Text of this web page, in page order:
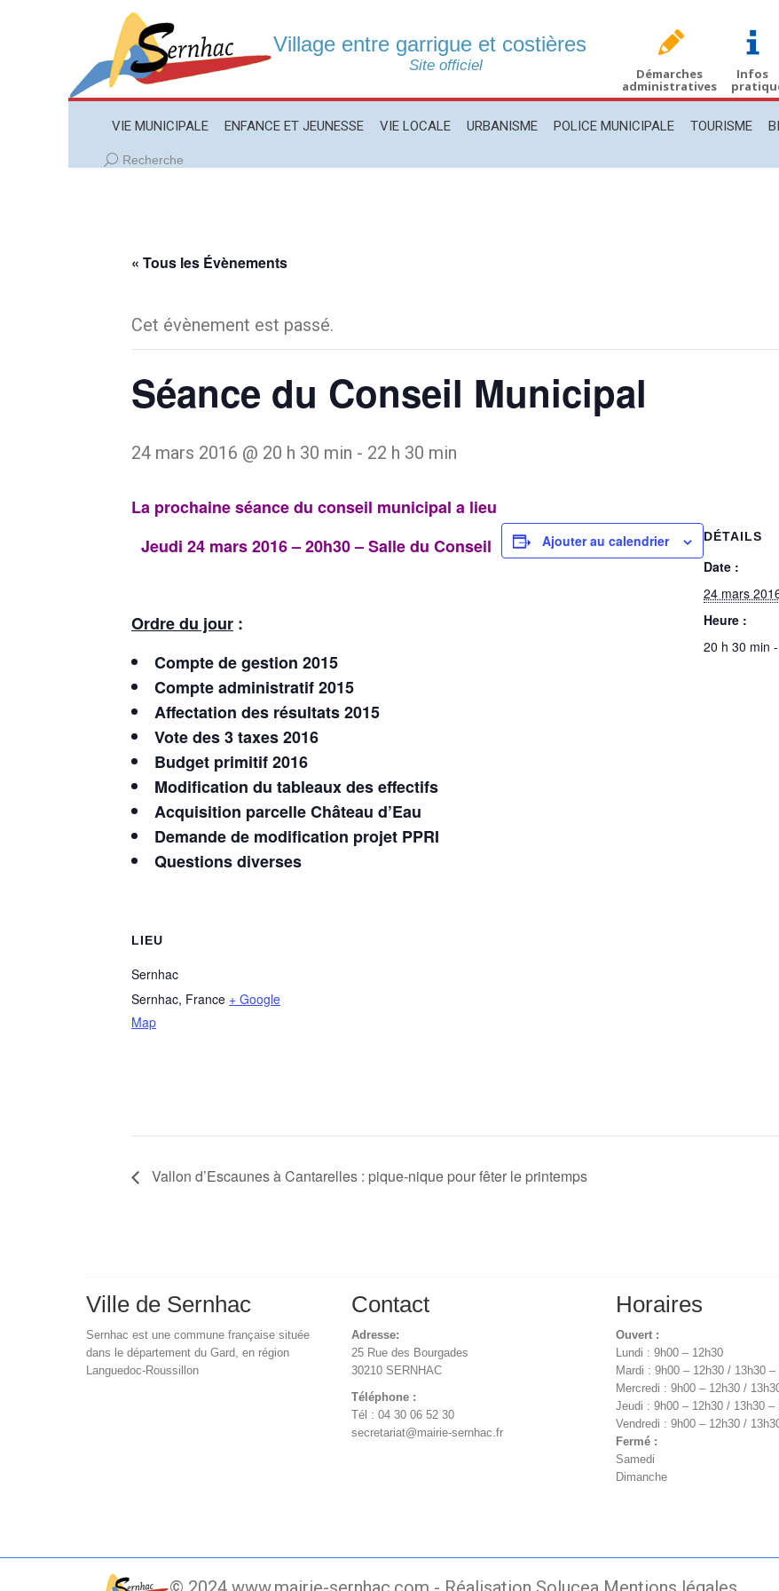
Village entre garrigue et costières
Site officiel Démarches
administratives
Infos
VIE MUNICIPALE ENFANCE ET JEUNESSE VIE LOCALE URBANISME POLICE MUNICIPALE TOURISME
Recherche
Recherche
« Tous les Évènements
Cet évènement est passé.
Séance du Conseil Municipal
24 mars 2016 @ 20 h 30 min - 22 h 30 min
La prochaine séance du conseil municipal a lieu
Jeudi 24 mars 2016 – 20h30 – Salle du Conseil
Ordre du jour :
Compte de gestion 2015
Compte administratif 2015
Affectation des résultats 2015
Vote des 3 taxes 2016
Budget primitif 2016
Modification du tableaux des effectifs
Acquisition parcelle Château d’Eau
Demande de modification projet PPRI
Questions diverses
Ajouter au calendrier DÉTAILS
Date :
24 mars
Heure :
20 h 30 min
LIEU
Sernhac
Sernhac, France + Google
Map
Vallon d’Escaunes à Cantarelles : pique-nique pour fêter le printemps
Ville de Sernhac
Sernhac est une commune française située
dans le département du Gard, en région
Languedoc-Roussillon
Contact
Adresse:
25 Rue des Bourgades
30210 SERNHAC
Téléphone :
Tél : 04 30 06 52 30
secretariat@mairie-sernhac.fr
Horaires
Ouvert :
Lundi : 9h00 – 12h30
Mardi : 9h00 – 12h30 / 13h30 –
Mercredi : 9h00 – 12h30 /
Jeudi : 9h00 – 12h30 / 13h30 –
Vendredi : 9h00 – 12h30 /
Fermé :
Samedi
Dimanche
VIE MUNICIPALE ENFANCE ET JEUNESSE VIE LOCALE URBANISME POLICE MUNICIPALE TOURISME